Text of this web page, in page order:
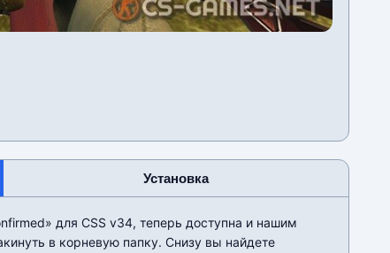
Установка
для CSS v34, теперь доступна и нашим
в корневую папку. Снизу вы найдете